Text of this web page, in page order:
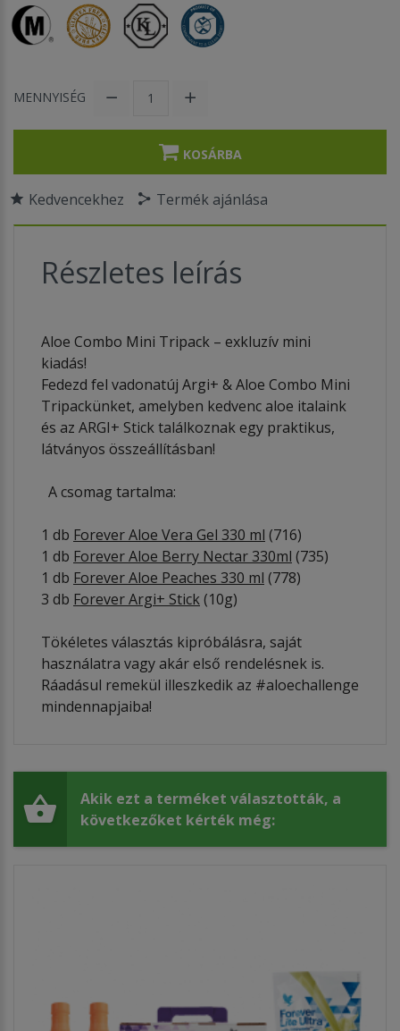
MENNYISÉG
KOSÁRBA
Kedvencekhez Termék ajánlása
Részletes leírás
Aloe Combo Mini Tripack – exkluzív mini
kiadás!
Fedezd fel vadonatúj Argi+ & Aloe Combo Mini
Tripackünket, amelyben kedvenc aloe italaink
és az ARGI+ Stick találkoznak egy praktikus,
látványos összeállításban!
A csomag tartalma:
1 db Forever Aloe Vera Gel 330 ml (716)
1 db Forever Aloe Berry Nectar 330ml (735)
1 db Forever Aloe Peaches 330 ml (778)
3 db Forever Argi+ Stick(10g)
​Tökéletes választás kipróbálásra, saját
használatra vagy akár első rendelésnek is.
Ráadásul remekül illeszkedik az #aloechallenge
mindennapjaiba!
Akik ezt a terméket választották, a
következőket kérték még: